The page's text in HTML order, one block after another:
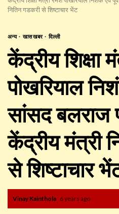
नितिन गडकरी से शिष्टाचार भेंट
अन्य खास खबर दिल्ली
केंद्रीय शिक्षा
पोखरियाल
सांसद बलराज
केंद्रीय मंत्री
से शिष्टाचार
Vinay Kainthola 6 years ago